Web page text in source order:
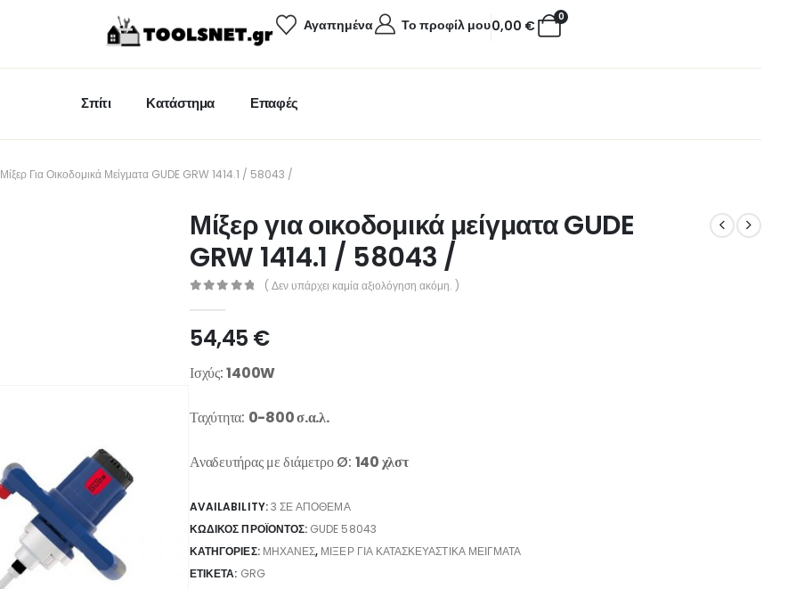
Αγαπημένα Το προφίλ μου 0
0,00 €
Σπίτι Κατάστημα Επαφές
Μίξερ Για Οικοδομικά Μείγματα GUDE GRW 1414.1 / 58043 /
Μίξερ για οικοδομικά μείγματα GUDE
GRW 1414.1 / 58043 /
( Δεν υπάρχει καμία αξιολόγηση ακόμη. )
54,45 €
Ισχύς:1400W
Ταχύτητα: 0-800 σ.α.λ.
Αναδευτήρας με διάμετρο Ø: 140 χλστ
AVAILABILITY:3 ΣΕ ΑΠΌΘΕΜΑ
ΚΩΔΙΚΌΣ ΠΡΟΪΌΝΤΟΣ: GUDE 58043
ΚΑΤΗΓΟΡΊΕΣ: ΜΗΧΑΝΈΣ, ΜΊΞΕΡ ΓΙΑ ΚΑΤΑΣΚΕΥΑΣΤΙΚΆ ΜΕΊΓΜΑΤΑ
ΕΤΙΚΈΤΑ: GRG